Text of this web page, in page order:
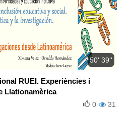
50' 39''
RUEI. Experiències i
Llationamèrica
31
0